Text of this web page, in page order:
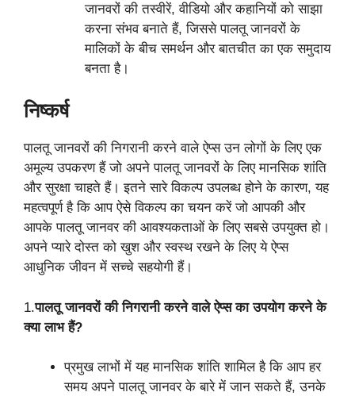
जानवरों की तस्वीरें, वीडियो और कहानियों को साझा
करना संभव बनाते हैं, जिससे पालतू जानवरों के
मालिकों के बीच समर्थन और बातचीत का एक समुदाय
बनता है।
निष्कर्ष
पालतू जानवरों की निगरानी करने वाले ऐप्स उन लोगों के लिए एक
अमूल्य उपकरण हैं जो अपने पालतू जानवरों के लिए मानसिक शांति
और सुरक्षा चाहते हैं। इतने सारे विकल्प उपलब्ध होने के कारण, यह
महत्वपूर्ण है कि आप ऐसे विकल्प का चयन करें जो आपकी और
आपके पालतू जानवर की आवश्यकताओं के लिए सबसे उपयुक्त हो।
अपने प्यारे दोस्त को खुश और स्वस्थ रखने के लिए ये ऐप्स
आधुनिक जीवन में सच्चे सहयोगी हैं।
1.पालतू जानवरों की निगरानी करने वाले ऐप्स का उपयोग करने के
क्या लाभ हैं?
प्रमुख लाभों में यह मानसिक शांति शामिल है कि आप हर
समय अपने पालतू जानवर के बारे में जान सकते हैं, उनके